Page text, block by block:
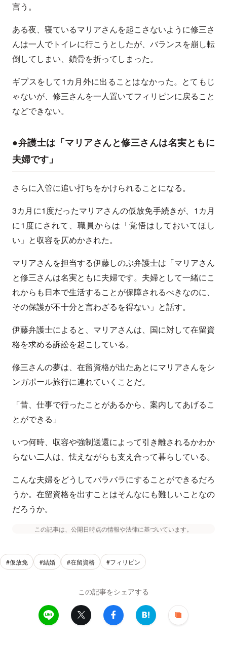
言う。
ある夜、寝ているマリアさんを起こさないように修三さ
んは一人でトイレに行こうとしたが、バランスを崩し転
倒してしまい、鎖骨を折ってしまった。
ギプスをして1カ月外に出ることはなかった。とてもじ
ゃないが、修三さんを一人置いてフィリピンに戻ること
などできない。
●弁護士は「マリアさんと修三さんは名実ともに
夫婦です」
さらに入管に追い打ちをかけられることになる。
3カ月に1度だったマリアさんの仮放免手続きが、1カ月
に1度にされて、職員からは「覚悟はしておいてほし
い」と収容を仄めかされた。
マリアさんを担当する伊藤しのぶ弁護士は「マリアさん
と修三さんは名実ともに夫婦です。夫婦として一緒にこ
れからも日本で生活することが保障されるべきなのに、
その保護が不十分と言わざるを得ない」と話す。
伊藤弁護士によると、マリアさんは、国に対して在留資
格を求める訴訟を起こしている。
修三さんの夢は、在留資格が出たあとにマリアさんをシ
ンガポール旅行に連れていくことだ。
「昔、仕事で行ったことがあるから、案内してあげるこ
とができる」
いつ何時、収容や強制送還によって引き離されるかわか
らない二人は、怯えながらも支え合って暮らしている。
こんな夫婦をどうしてバラバラにすることができるだろ
うか。在留資格を出すことはそんなにも難しいことなの
だろうか。
この記事は、公開日時点の情報や法律に基づいています。
#仮放免 #結婚 #在留資格 #フィリピン
この記事をシェアする